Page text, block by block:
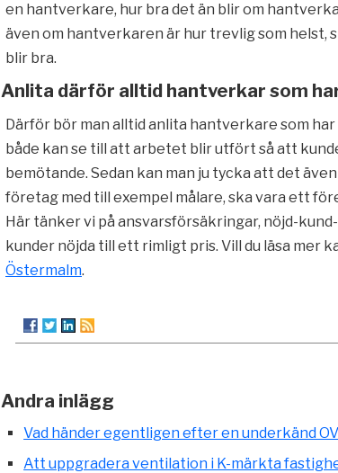
en hantverkare, hur bra det än blir om
även om hantverkaren är hur trevlig som helst,
blir bra.
Anlita därför alltid hantverkar som
Därför bör man alltid anlita hantverkare som
både kan se till att arbetet blir utfört så att
bemötande. Sedan kan man ju tycka att det
företag med till exempel målare, ska vara ett
Här tänker vi på ansvarsförsäkringar, nöjd-
kunder nöjda till ett rimligt pris. Vill du läsa mer
Östermalm.
Andra inlägg
Vad händer egentligen efter en underkänd
Att uppgradera ventilation i K-märkta